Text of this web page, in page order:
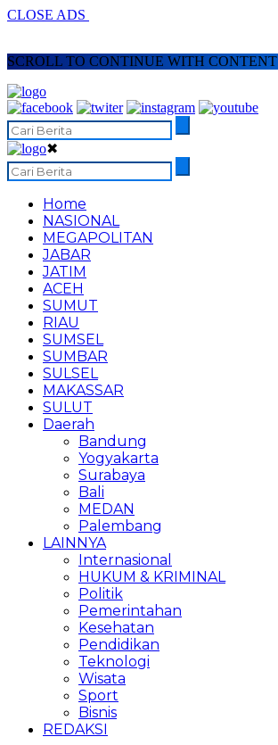
CLOSE ADS
SCROLL TO CONTINUE WITH CONTENT
✖
Home
NASIONAL
MEGAPOLITAN
JABAR
JATIM
ACEH
SUMUT
RIAU
SUMSEL
SUMBAR
SULSEL
MAKASSAR
SULUT
Daerah
Bandung
Yogyakarta
Surabaya
Bali
MEDAN
Palembang
LAINNYA
Internasional
HUKUM & KRIMINAL
Politik
Pemerintahan
Kesehatan
Pendidikan
Teknologi
Wisata
Sport
Bisnis
REDAKSI